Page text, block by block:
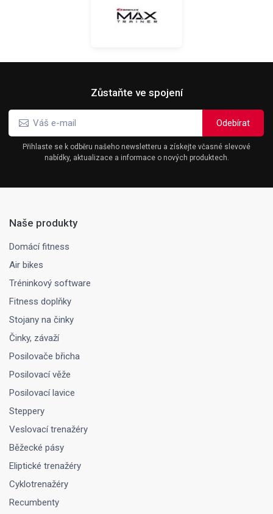
Zůstaňte ve spojení
Přihlaste se k odběru našeho newsletteru a získejte včasné slevové
nabídky, aktualizace a informace o nových produktech.
Naše produkty
Domácí fitness
Air bikes
Tréninkový software
Fitness doplňky
Stojany na činky
Činky, závaží
Posilovače břicha
Posilovací věže
Posilovací lavice
Steppery
Veslovací trenažéry
Běžecké pásy
Eliptické trenažéry
Cyklotrenažéry
Recumbenty